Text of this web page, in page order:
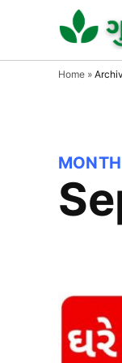
content
Home »